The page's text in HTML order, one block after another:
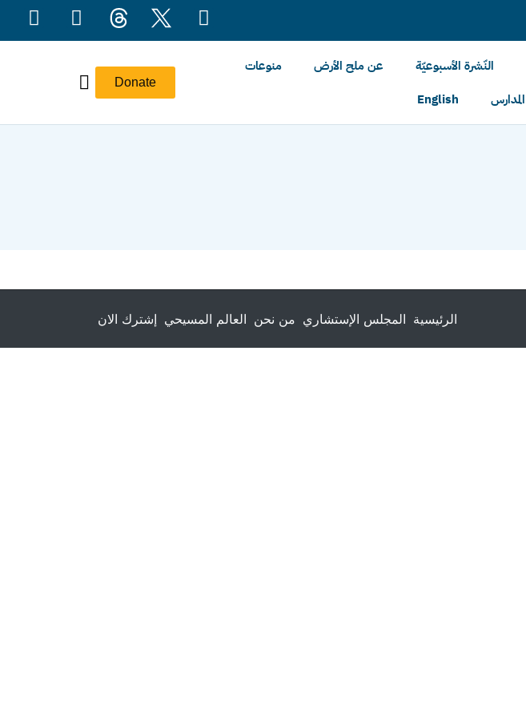
Donate
النّشرة الأسبوعيّة عن ملح الأرض
منوعات
English
الرئيسية المجلس الإستشاري من نحن العالم المسيحي إشترك الان